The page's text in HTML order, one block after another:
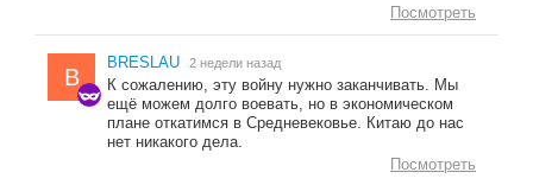
Посмотреть
B
BRESLAU 2 недели назад
К сожалению, эту войну нужно заканчивать. Мы
ещё можем долго воевать, но в экономическом
плане откатимся в Средневековье. Китаю до нас
нет никакого дела.
Посмотреть